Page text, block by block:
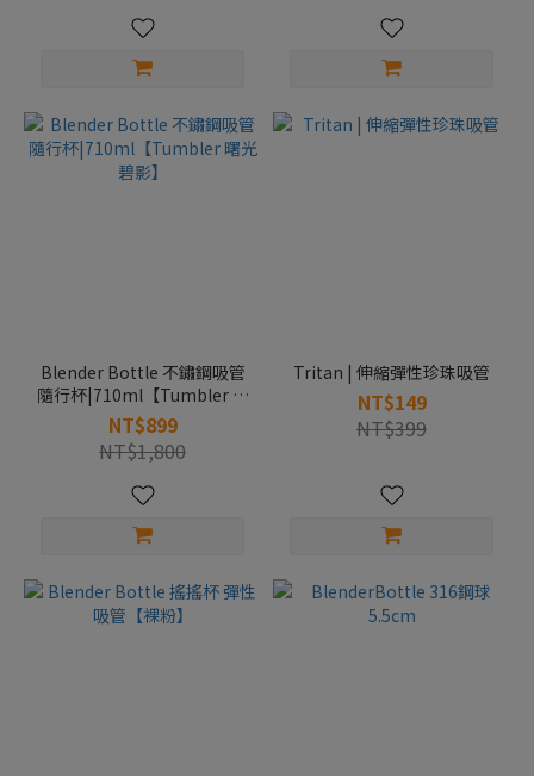
Blender Bottle 不鏽鋼吸管
隨行杯|710ml【Tumbler 曙
光碧影】
NT$899
NT$1,800
Tritan | 伸縮彈性珍珠吸管
NT$149
NT$399